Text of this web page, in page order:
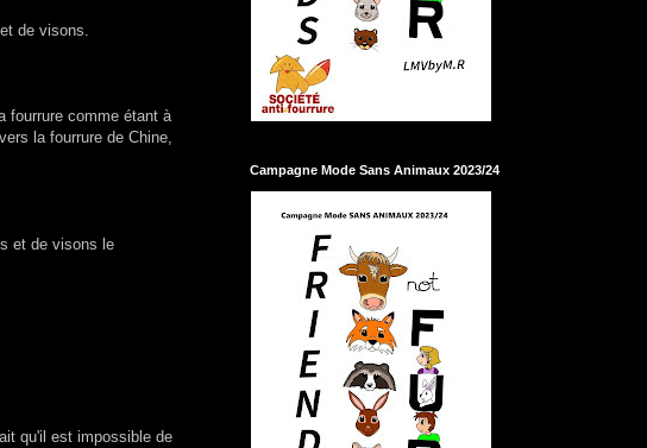
de visons.
fourrure comme étant à
la fourrure de Chine,
et de visons le
qu'il est impossible de
Campagne Mode Sans Animaux 2023/24